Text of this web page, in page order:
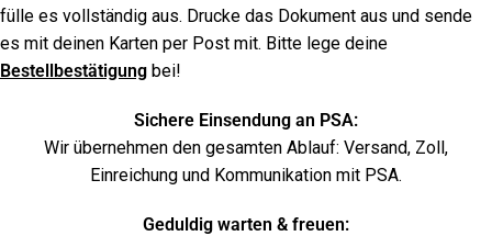
fülle es vollständig aus. Drucke das Dokument aus und sende
es mit deinen Karten per Post mit. Bitte lege deine
Bestellbestätigung bei!
Sichere Einsendung an PSA:
Wir übernehmen den gesamten Ablauf: Versand, Zoll,
Einreichung und Kommunikation mit PSA.
Geduldig warten & freuen: